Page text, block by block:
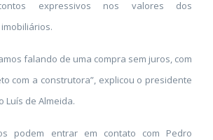
expressivos nos valores dos
falando de uma compra sem juros, com
com a construtora”, explicou o presidente
Luís de Almeida.
podem entrar em contato com Pedro